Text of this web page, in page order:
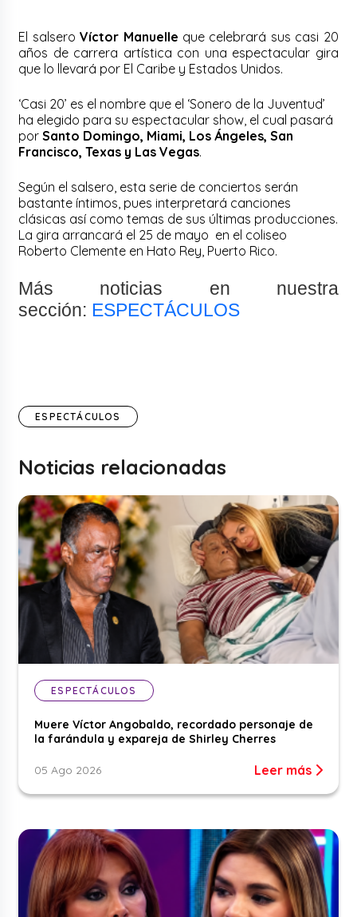
El salseroVíctor Manuelle que celebrará sus casi 20
años de carrera artística con una espectacular gira
que lo llevará por El Caribe y Estados Unidos.
‘Casi 20’ es el nombre que el ‘Sonero de la Juventud’
ha elegido para su espectacular show, el cual pasará
porSanto Domingo, Miami, Los Ángeles, San
Francisco, Texas y Las Vegas.
Según el salsero, esta serie de conciertos serán
bastante íntimos, pues interpretará canciones
clásicas así como temas de sus últimas producciones.
La gira arrancará el 25 de mayo en el coliseo
Roberto Clemente en Hato Rey, Puerto Rico.
Más noticias en nuestra
sección: ESPECTÁCULOS
ESPECTÁCULOS
Noticias relacionadas
ESPECTÁCULOS
Muere Víctor Angobaldo, recordado personaje de
la farándula y expareja de Shirley Cherres
05 Ago 2026 Leer más